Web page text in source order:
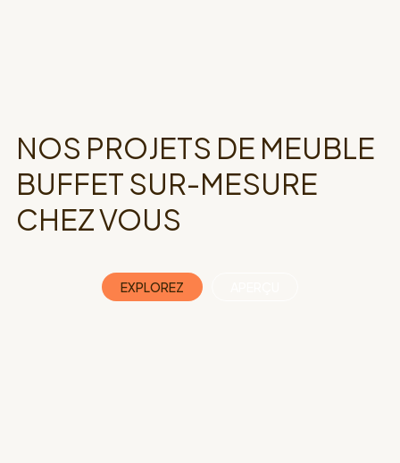
NOS PROJETS DE MEUBLE
BUFFET SUR-MESURE
CHEZ VOUS
EXPLOREZ